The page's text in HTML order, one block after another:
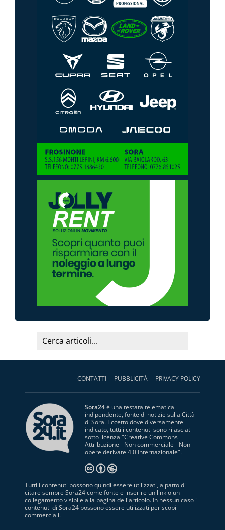
CONTATTI PUBBLICITÀ PRIVACY POLICY
Sora24è una testata telematica
indipendente, fonte di notizie sulla Città
di Sora. Eccetto dove diversamente
indicato, tutti i contenuti sono rilasciati
sotto licenza "Creative Commons
Attribuzione - Non commerciale - Non
opere derivate 4.0 Internazionale".
Tutti i contenuti possono quindi essere utilizzati, a patto di
citare sempre Sora24 come fonte e inserire un link o un
collegamento visibile alla pagina dell'articolo. In nessun caso i
contenuti di Sora24 possono essere utilizzati per scopi
commerciali.